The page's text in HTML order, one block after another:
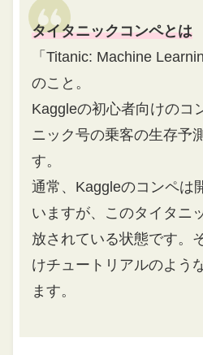
タイタニックコンペとは
「Titanic: Machine
のこと。
Kaggleの初心者向けのコ
ニック号の乗客の生存予
す。
通常、Kaggleのコンペは
いますが、このタイタニ
放されている状態です。
けチュートリアルのよう
ます。